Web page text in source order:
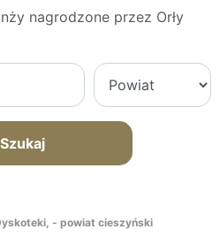
nagrodzone przez Orły
Szukaj
- powiat cieszyński